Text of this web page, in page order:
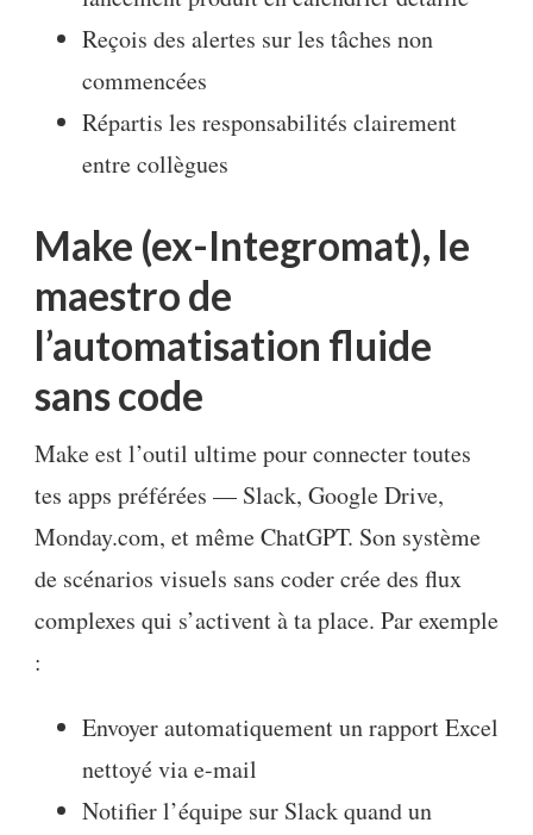
Reçois des alertes sur les tâches non
commencées
Répartis les responsabilités clairement
entre collègues
Make (ex-Integromat), le
maestro de
l’automatisation fluide
sans code
Make est l’outil ultime pour connecter toutes
tes apps préférées — Slack, Google Drive,
Monday.com, et même ChatGPT. Son système
de scénarios visuels sans coder crée des flux
complexes qui s’activent à ta place. Par exemple
:
Envoyer automatiquement un rapport Excel
nettoyé via e-mail
Notifier l’équipe sur Slack quand un